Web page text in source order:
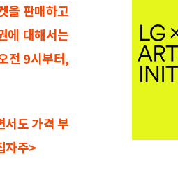
을 판매하고
에 대해서는
전 9시부터,
서도 가격 부
자주>